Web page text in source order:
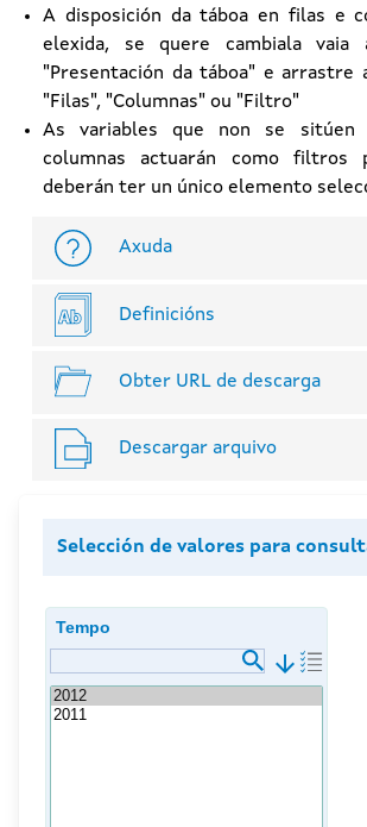
A disposición da táboa en filas e
elexida, se quere cambiala vaia
"Presentación da táboa" e arrastre
"Filas", "Columnas" ou "Filtro"
As variables que non se
columnas actuarán como filtros
deberán ter un único elemento
Axuda
Definicións
Obter URL de descarga
Descargar arquivo
Selección de valores para
Tempo
arrow_downward